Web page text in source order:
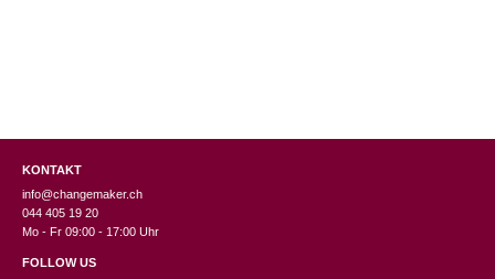
KONTAKT
info@changemaker.ch
044 405 19 20
Mo - Fr 09:00 - 17:00 Uhr
FOLLOW US